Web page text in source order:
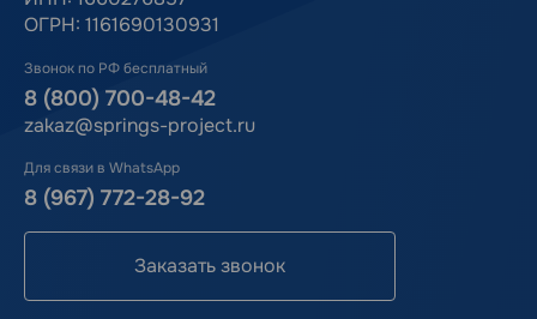
ОГРН: 1161690130931
Звонок по РФ бесплатный
8 (800) 700-48-42
zakaz@springs-project.ru
Для связи в WhatsApp
8 (967) 772-28-92
Заказать звонок